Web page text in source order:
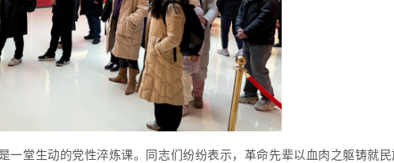
一堂生动的党性淬炼课。同志们纷纷表示，革命先辈以血肉之躯铸就民